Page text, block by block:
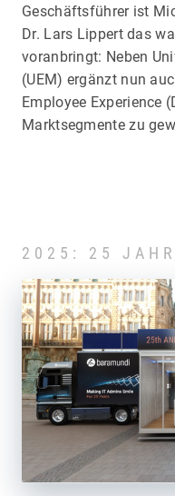
Geschäftsführer ist
Dr. Lars Lippert das
voranbringt: Neben
(UEM) ergänzt nun
Employee Experience
Marktsegmente zu
2025: 25